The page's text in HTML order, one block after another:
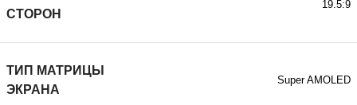
СТОРОН
19.5:9
ТИП МАТРИЦЫ
ЭКРАНА
Super AMOLED